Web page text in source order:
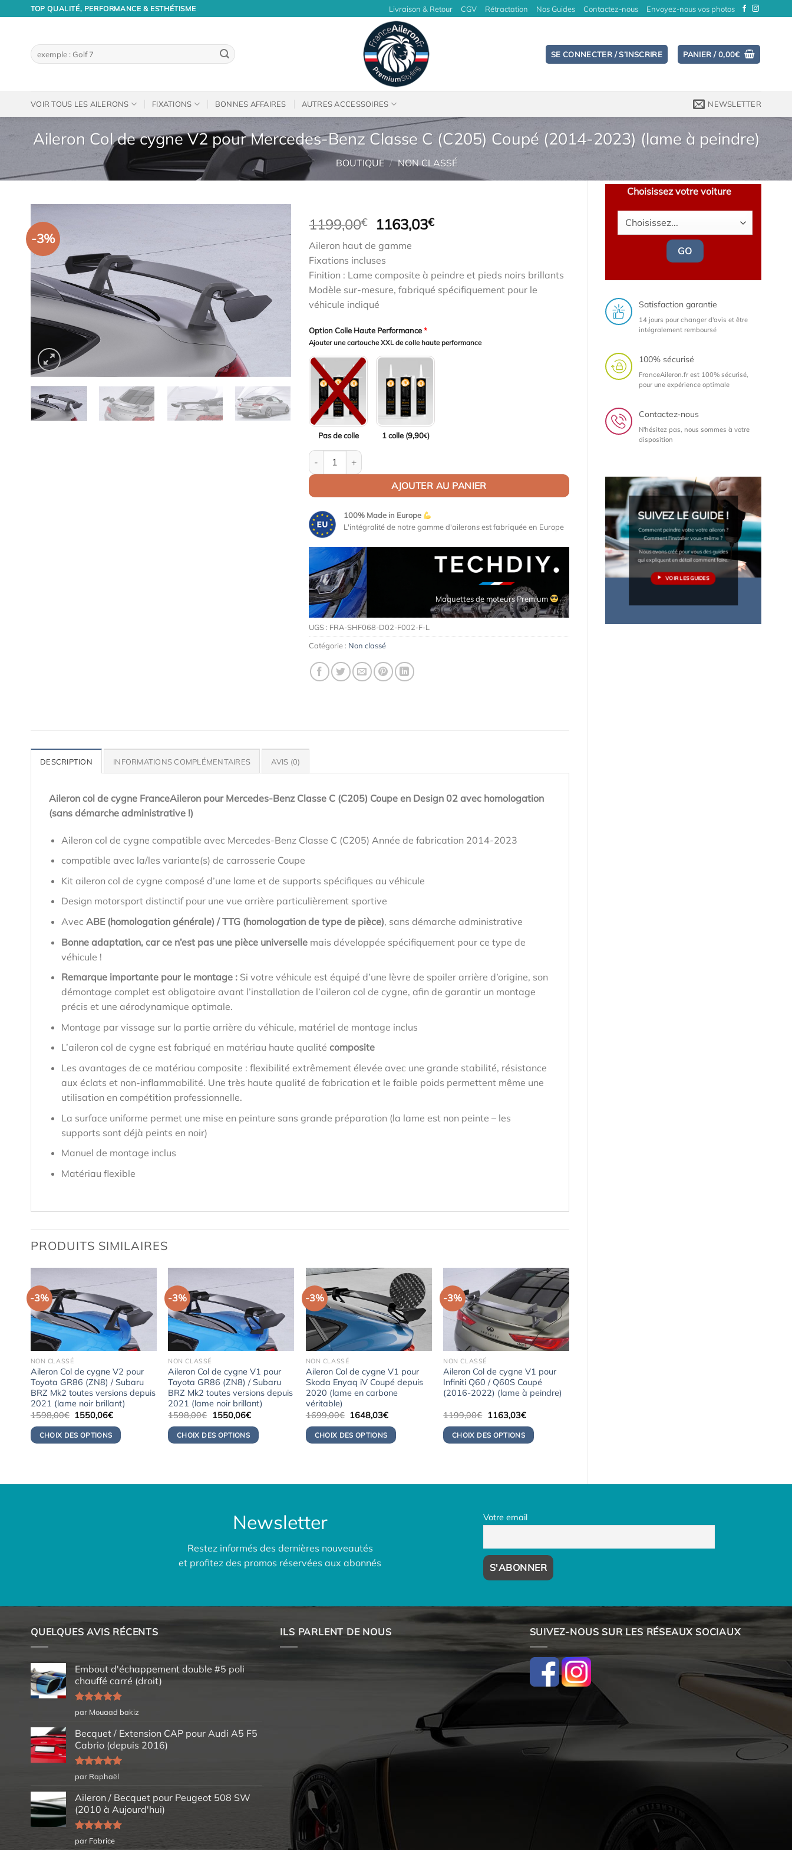
TOP QUALITÉ, PERFORMANCE & ESTHÉTISME Livraison & Retour CGV Rétractation Nos Guides Contactez-nous Envoyez-nous vos photos
Recherche
pour :
SE CONNECTER / S’INSCRIRE PANIER /0,00€
VOIR TOUS LES AILERONS FIXATIONS BONNES AFFAIRES AUTRES ACCESSOIRES NEWSLETTER
Aileron Col de cygne V2 pour Mercedes-Benz Classe C (C205) Coupé (2014-2023) (lame à peindre)
BOUTIQUE / NON CLASSÉ
Choisissez votre voiture
GO
Satisfaction garantie
14 jours pour changer d'avis et être
intégralement remboursé
100% sécurisé
FranceAileron.fr est 100% sécurisé,
pour une expérience optimale
Contactez-nous
N'hésitez pas, nous sommes à votre
disposition
SUIVEZ LE GUIDE !
Comment peindre votre votre aileron ?
Comment l'installer vous-même ?
Nous avons créé pour vous des guides
qui expliquent en détail comment faire.
VOIR LES GUIDES
-3%
1199,00€
Le
initial
était :
1199,00€.
1163,03€Le
1163,03€.
Aileron haut de gamme
Fixations incluses
Finition : Lame composite à peindre et pieds noirs brillants
Modèle sur-mesure, fabriqué spécifiquement pour le
véhicule indiqué
Option Colle Haute Performance*
Ajouter une cartouche XXL de colle haute performance
Pas de colle 1 colle (9,90€)
quantité de Aileron Col de cygne V2 pour Mercedes-Benz Classe C (C205) Coupé (2014-2023) (lame à peindre)
AJOUTER AU PANIER
100% Made in Europe
L'intégralité de notre gamme d'ailerons est fabriquée en Europe
Maquettes de moteurs Premium
UGS : FRA-SHF068-D02-F002-F-L
Catégorie : Non classé
DESCRIPTION INFORMATIONS COMPLÉMENTAIRES AVIS (0)
Aileron col de cygne FranceAileron pour Mercedes-Benz Classe C (C205) Coupe en Design 02 avec homologation
(sans démarche administrative !)
Aileron col de cygne compatible avec Mercedes-Benz Classe C (C205) Année de fabrication 2014-2023
compatible avec la/les variante(s) de carrosserie Coupe
Kit aileron col de cygne composé d’une lame et de supports spécifiques au véhicule
Design motorsport distinctif pour une vue arrière particulièrement sportive
Avec ABE (homologation générale) / TTG (homologation de type de pièce), sans démarche administrative
Bonne adaptation, car ce n’est pas une pièce universellemais développée spécifiquement pour ce type de
véhicule !
Remarque importante pour le montage : Si votre véhicule est équipé d’une lèvre de spoiler arrière d’origine, son
démontage complet est obligatoire avant l’installation de l’aileron col de cygne, afin de garantir un montage
précis et une aérodynamique optimale.
Montage par vissage sur la partie arrière du véhicule, matériel de montage inclus
L’aileron col de cygne est fabriqué en matériau haute qualité composite
Les avantages de ce matériau composite : flexibilité extrêmement élevée avec une grande stabilité, résistance
aux éclats et non-inflammabilité. Une très haute qualité de fabrication et le faible poids permettent même une
utilisation en compétition professionnelle.
La surface uniforme permet une mise en peinture sans grande préparation (la lame est non peinte – les
supports sont déjà peints en noir)
Manuel de montage inclus
Matériau flexible
PRODUITS SIMILAIRES
-3%
NON CLASSÉ
Aileron Col de cygne V2 pour
Toyota GR86 (ZN8) / Subaru
BRZ Mk2 toutes versions depuis
2021 (lame noir brillant)
1598,00€ Le
initial
était :
1550,06€Le
actuel
est :
CHOIX DES OPTIONS
-3%
NON CLASSÉ
Aileron Col de cygne V1 pour
Toyota GR86 (ZN8) / Subaru
BRZ Mk2 toutes versions depuis
2021 (lame noir brillant)
1598,00€ Le
initial
était :
1550,06€Le
actuel
est :
CHOIX DES OPTIONS
-3%
NON CLASSÉ
Aileron Col de cygne V1 pour
Skoda Enyaq iV Coupé depuis
2020 (lame en carbone
véritable)
1699,00€ Le
initial
était :
1648,03€Le
actuel
est :
CHOIX DES OPTIONS
-3%
NON CLASSÉ
Aileron Col de cygne V1 pour
Infiniti Q60 / Q60S Coupé
(2016-2022) (lame à peindre)
1199,00€ Le
initial
était :
1163,03€Le
actuel
est :
CHOIX DES OPTIONS
Newsletter
Restez informés des dernières nouveautés
et profitez des promos réservées aux abonnés
Votre email
QUELQUES AVIS RÉCENTS
Embout d'échappement double #5 poli
chauffé carré (droit)
Note5sur
5
par Mouaad bakiz
Becquet / Extension CAP pour Audi A5 F5
Cabrio (depuis 2016)
Note5sur
5
par Raphaël
Aileron / Becquet pour Peugeot 508 SW
(2010 à Aujourd'hui)
Note5sur
par Fabrice
ILS PARLENT DE NOUS SUIVEZ-NOUS SUR LES RÉSEAUX SOCIAUX